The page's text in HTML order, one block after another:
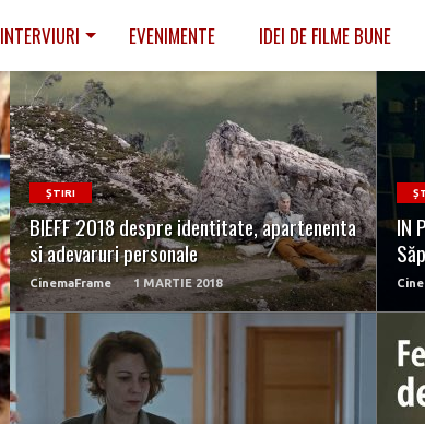
INTERVIURI EVENIMENTE IDEI DE FILME BUNE
ȘTIRI
BIEFF 2018 despre identitate, apartenenta
si adevaruri personale
CinemaFrame 1 MARTIE 2018
READ MORE
IN
READ MORE